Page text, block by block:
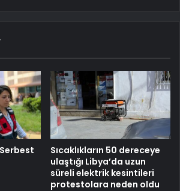
Sıcaklıkların 50 dereceye
ulaştığı Libya’da uzun
süreli elektrik kesintileri
protestolara neden oldu